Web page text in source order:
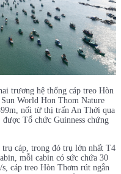
trương hệ thống cáp treo Hòn
World Hon Thom Nature
nối từ thị trấn An Thới qua
Tổ chức Guinness chứng
trụ cáp, trong đó trụ lớn nhất T4
mỗi cabin có sức chứa 30
cáp treo Hòn Thơm rút ngắn